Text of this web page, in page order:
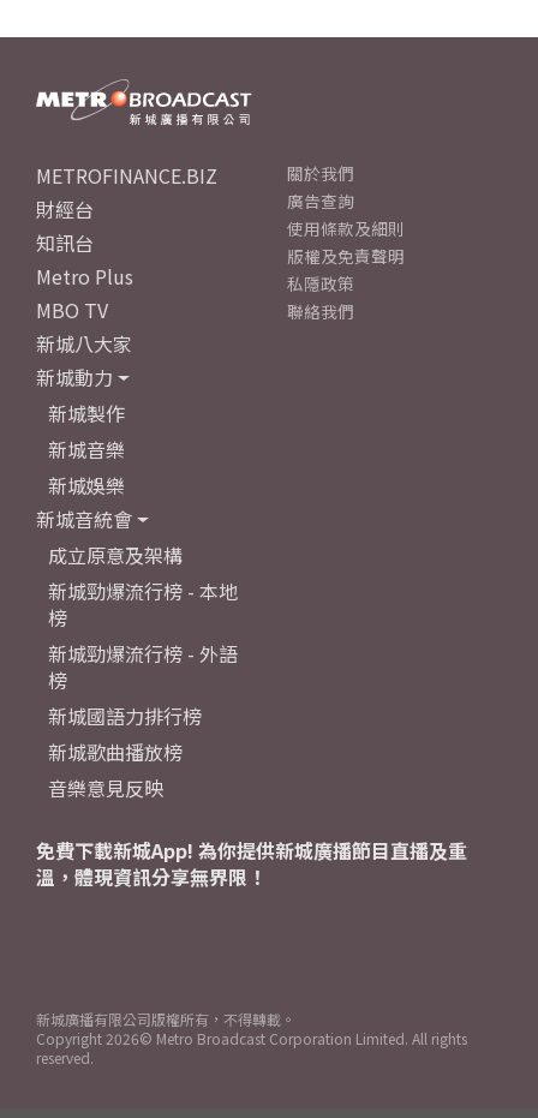
METROFINANCE.BIZ
財經台
知訊台
Metro Plus
MBO TV
新城八大家
新城動力
新城製作
新城音樂
新城娛樂
新城音統會
成立原意及架構
新城勁爆流行榜 - 本地
榜
新城勁爆流行榜 - 外語
榜
新城國語力排行榜
新城歌曲播放榜
音樂意見反映
關於我們
廣告查詢
使用條款及細則
版權及免責聲明
私隱政策
聯絡我們
免費下載新城App! 為你提供新城廣播節目直播及重
溫，體現資訊分享無界限！
新城廣播有限公司版權所有，不得轉載。
Copyright 2026© Metro Broadcast Corporation Limited. All rights
reserved.